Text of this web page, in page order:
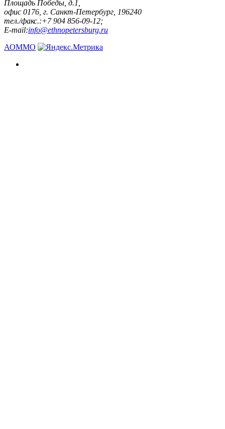
Площадь Победы, д.1,
офис 0176, г. Санкт-Петербург, 196240
тел./факс.:+7 904 856-09-12;
E-mail:info@ethnopetersburg.ru
АОММО